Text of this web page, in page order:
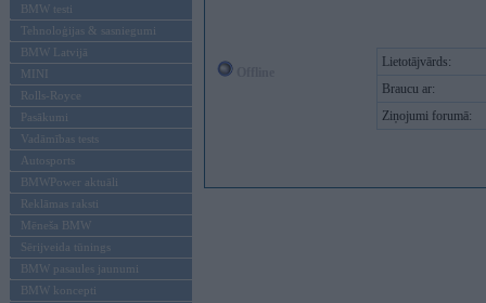
BMW testi
Tehnoloģijas & sasniegumi
BMW Latvijā
MINI
Rolls-Royce
Pasākumi
Vadāmības tests
Autosports
BMWPower aktuāli
Reklāmas raksti
Mēneša BMW
Sērijveida tūnings
BMW pasaules jaunumi
BMW koncepti
Lietotājvārds:
Braucu ar:
Ziņojumi forumā: